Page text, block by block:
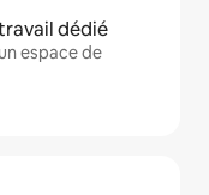
dédié
espace de